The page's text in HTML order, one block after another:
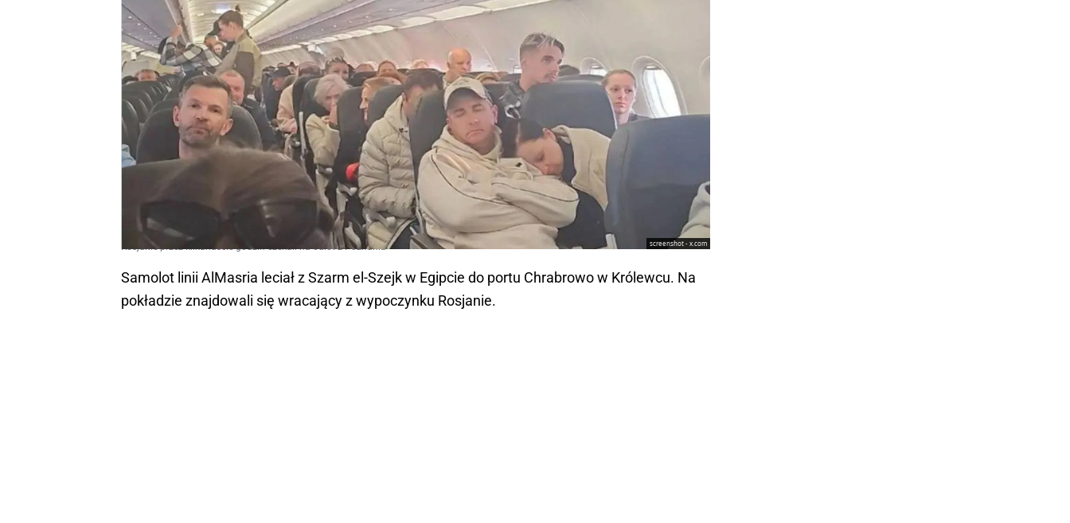
screenshot - x.com
Rosjanie przez kilkanaście godzin czekali na odlot z Poznania
Samolot linii AlMasria leciał z Szarm el-Szejk w Egipcie do portu Chrabrowo w Królewcu. Na
pokładzie znajdowali się wracający z wypoczynku Rosjanie.